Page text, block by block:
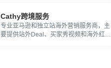
Cathy跨境服务
专业亚马逊和独立站海外营销服务商，主
要提供站外Deal、买家秀视频和海外红人